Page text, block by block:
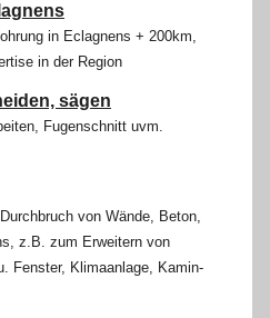
in Eclagnens + 200km,
in der Region
sägen
Fugenschnitt uvm.
von Wände, Beton,
z.B. zum Erweitern von
Fenster, Klimaanlage, Kamin-